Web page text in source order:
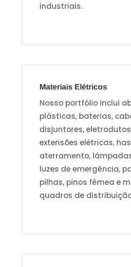
industriais.
Materiais Elétricos
Nosso portfólio inclui
plásticas, baterias,
disjuntores, eletrodutos
extensões elétricas,
aterramento,
luzes de emergência,
pilhas, pinos fêmea e
quadros de